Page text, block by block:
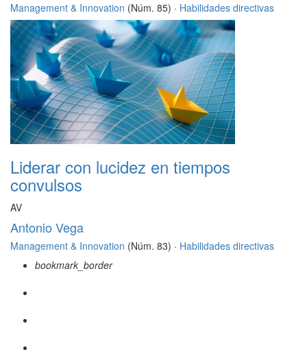
Management & Innovation (Núm. 85) · Habilidades directivas
Liderar con lucidez en tiempos
convulsos
AV
Antonio Vega
Management & Innovation (Núm. 83) · Habilidades directivas
bookmark_border